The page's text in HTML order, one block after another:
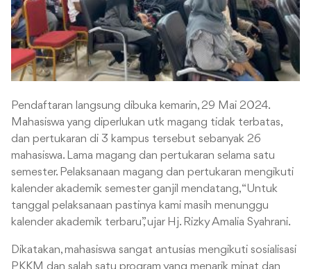
Pendaftaran langsung dibuka kemarin, 29 Mai 2024.
Mahasiswa yang diperlukan utk magang tidak terbatas,
dan pertukaran di 3 kampus tersebut sebanyak 26
mahasiswa. Lama magang dan pertukaran selama satu
semester. Pelaksanaan magang dan pertukaran mengikuti
kalender akademik semester ganjil mendatang, “Untuk
tanggal pelaksanaan pastinya kami masih menunggu
kalender akademik terbaru”, ujar Hj. Rizky Amalia Syahrani.
Dikatakan, mahasiswa sangat antusias mengikuti sosialisasi
PKKM dan salah satu program yang menarik minat dan